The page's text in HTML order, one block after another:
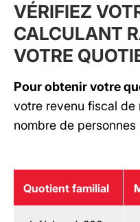
VÉRIFIEZ
CALCULANT
VOTRE
Pour obtenir votre
votre revenu fiscal de
nombre de
Quotient familial